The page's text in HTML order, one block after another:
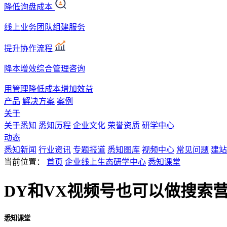
降低询盘成本
线上业务团队组建服务
提升协作流程
降本增效综合管理咨询
用管理降低成本增加效益
产品 解决方案 案例
关于
关于悉知 悉知历程 企业文化 荣誉资质 研学中心
动态
悉知新闻 行业资讯 专题报道 悉知图库 视频中心 常见问题 建
当前位置：
首页 企业线上生态研学中心 悉知课堂
DY和VX视频号也可以做搜索
悉知课堂